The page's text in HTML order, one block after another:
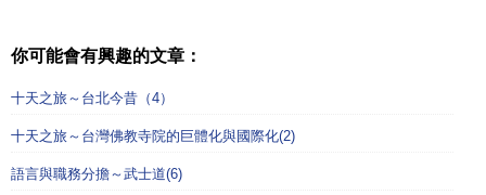
你可能會有興趣的文章：
十天之旅～台北今昔（4）
十天之旅～台灣佛教寺院的巨體化與國際化(2)
語言與職務分擔～武士道(6)